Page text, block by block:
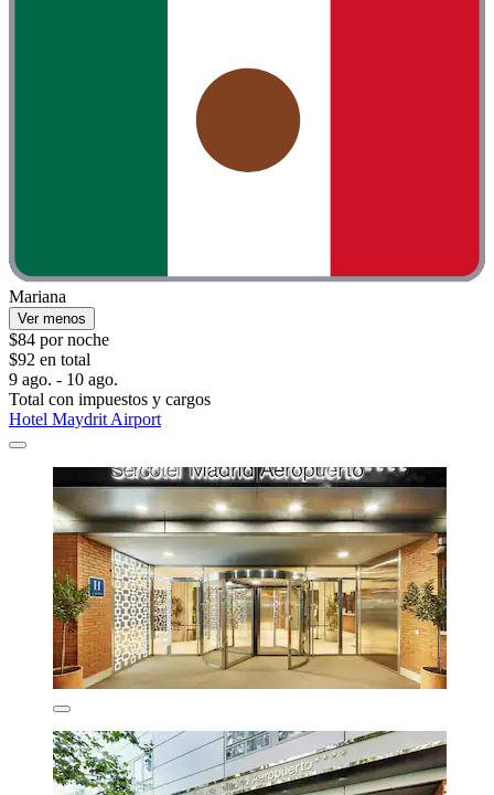
Mariana
Ver menos
$84 por noche
$92 en total
9 ago. - 10 ago.
Total con impuestos y cargos
Hotel Maydrit Airport